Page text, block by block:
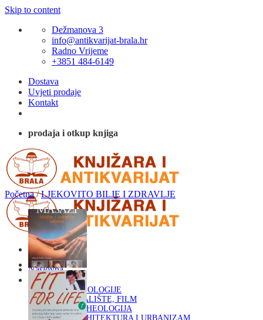
Skip to content
Dežmanova 3
info@antikvarijat-brala.hr
Radno Vrijeme
+3851 484-6149
Dostava
Uvjeti prodaje
Kontakt
prodaja i otkup knjiga
Naslovna
KNJIGE
OD ARHEOLOGIJE
DO KAZALIŠTE, FILM
ARHEOLOGIJA
ARHITEKTURA I URBANIZAM
Početna / LJEKOVITO BILJE I ZDRAVLJE